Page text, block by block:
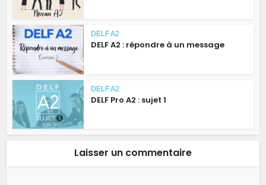
DELF A2
DELF A2 : répondre à un message
DELF A2
DELF Pro A2 : sujet 1
Laisser un commentaire